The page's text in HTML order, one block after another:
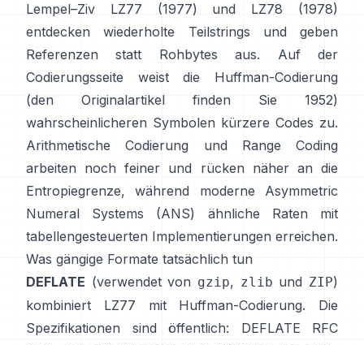
Lempel–Ziv
LZ77 (1977)
und LZ78 (1978)
entdecken wiederholte Teilstrings und geben
Referenzen statt Rohbytes aus. Auf der
Codierungsseite weist die
Huffman-Codierung
(den Originalartikel finden Sie
1952)
wahrscheinlicheren Symbolen kürzere Codes zu.
Arithmetische Codierung
und
Range Coding
arbeiten noch feiner und rücken näher an die
Entropiegrenze, während moderne
Asymmetric
Numeral Systems (ANS)
ähnliche Raten mit
tabellengesteuerten Implementierungen erreichen.
Was gängige Formate tatsächlich tun
DEFLATE (verwendet von gzip, zlib und ZIP)
kombiniert LZ77 mit Huffman-Codierung. Die
Spezifikationen sind öffentlich: DEFLATE
RFC